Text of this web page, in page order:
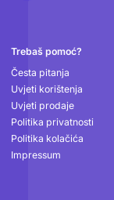
Podnožje
Trebaš pomoć?
Česta pitanja
Uvjeti korištenja
Uvjeti prodaje
Politika privatnosti
Politika kolačića
Impressum